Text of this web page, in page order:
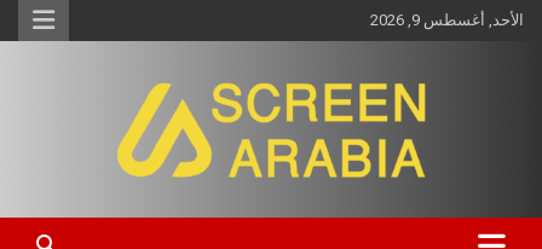
الأحد, أغسطس 9, 2026
Screen Arabia